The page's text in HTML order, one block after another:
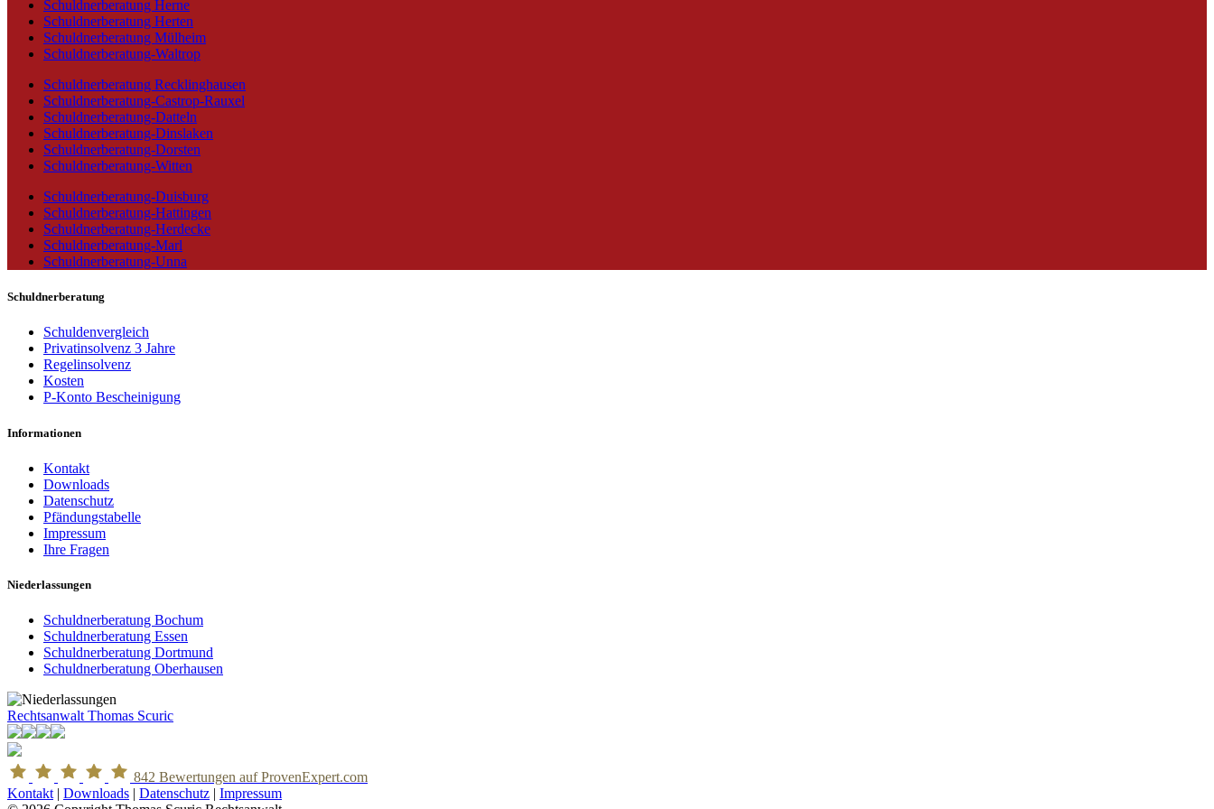
Schuldnerberatung Herne
Schuldnerberatung Herten
Schuldnerberatung Mülheim
Schuldnerberatung-Waltrop
Schuldnerberatung Recklinghausen
Schuldnerberatung-Castrop-Rauxel
Schuldnerberatung-Datteln
Schuldnerberatung-Dinslaken
Schuldnerberatung-Dorsten
Schuldnerberatung-Witten
Schuldnerberatung-Duisburg
Schuldnerberatung-Hattingen
Schuldnerberatung-Herdecke
Schuldnerberatung-Marl
Schuldnerberatung-Unna
Schuldnerberatung
Schuldenvergleich
Privatinsolvenz 3 Jahre
Regelinsolvenz
Kosten
P-Konto Bescheinigung
Informationen
Kontakt
Downloads
Datenschutz
Pfändungstabelle
Impressum
Ihre Fragen
Niederlassungen
Schuldnerberatung Bochum
Schuldnerberatung Essen
Schuldnerberatung Dortmund
Schuldnerberatung Oberhausen
Rechtsanwalt Thomas Scuric
842 Bewertungen auf ProvenExpert.com
Kontakt | Downloads | Datenschutz | Impressum